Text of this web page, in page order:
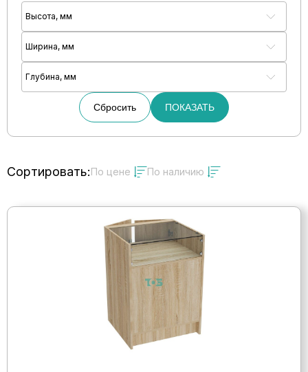
Высота, мм
Ширина, мм
Глубина, мм
Сбросить ПОКАЗАТЬ
Сортировать:По цене По наличию